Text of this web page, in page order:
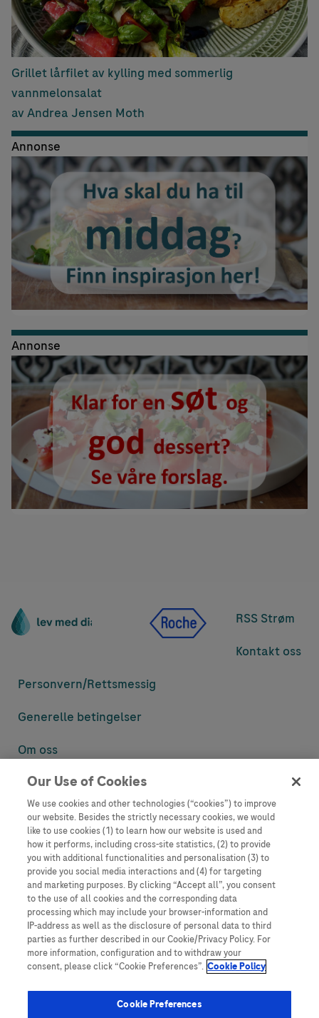
Grillet lårfilet av kylling med sommerlig
vannmelonsalat
av Andrea Jensen Moth
Annonse
Annonse
RSS Strøm
Kontakt oss
Personvern/Rettsmessig
Generelle betingelser
Om oss
Denne nettsiden inneholder informasjon som er målsatt til en stor
informasjon som ellers ikke er tilgjengelig eller gyldig i ditt land.
Vennligst vær oppmerksom på at vi ikke tar noe ansvar for tilgang til
informasjon som muligens ikke er i samsvar med noen gyldig juridisk
prosess, regulering, registrering eller bruk i bostedslandet ditt.
Roche har ikke alltid mulighet til å kvalitetssikre andres innlegg, men
vil fjerne villedende eller upassende innlegg så langt det lar seg gjøre.
Vi har ikke ansvar for innhold på eksterne nettsider som det lenkes til.
Kopiering av materiale fra dette nettstedet for bruk annet sted er ikke
tillatt uten avtale. Nettstedet selger plass til annonsører, og slikt
innhold er merket.
Dette nettstedet er ikke beregnet for å rapportere bivirkninger eller
hendelse, se www.accu-chek.no.
Our Use of Cookies
We use cookies and other technologies (“cookies”) to improve
our website. Besides the strictly necessary cookies, we would
like to use cookies (1) to learn how our website is used and
how it performs, including cross-site statistics, (2) to provide
you with additional functionalities and personalisation (3) to
provide you social media interactions and (4) for targeting
and marketing purposes. By clicking “Accept all”, you consent
to the use of all cookies and the corresponding data
processing which may include your browser-information and
IP-address as well as the disclosure of personal data to third
parties as further described in our Cookie/Privacy Policy. For
more information, configuration and to withdraw your
consent, please click “Cookie Preferences”. Cookie Policy
Cookie Preferences